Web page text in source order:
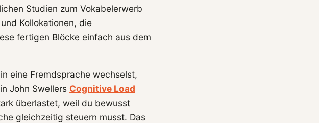
Studien zum Vokabelerwerb
Kollokationen, die
fertigen Blöcke einfach aus dem
eine Fremdsprache wechselst,
John Swellers Cognitive Load
überlastet, weil du bewusst
gleichzeitig steuern musst. Das